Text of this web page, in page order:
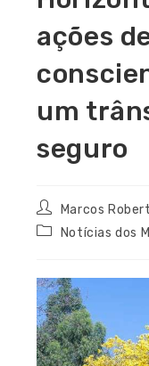
ações
um
seguro
Marcos
Notícias dos